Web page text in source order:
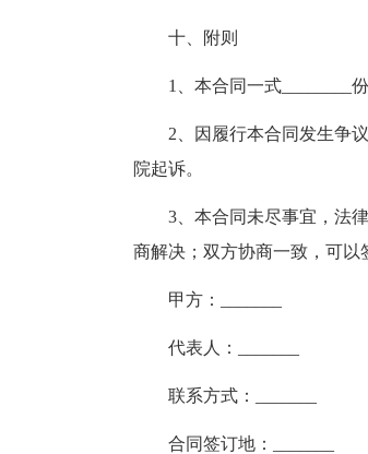
十、附则
1、本合同一式________
2、因履行本合同发生争
院起诉。
3、本合同未尽事宜，法
商解决；双方协商一致，可以
甲方：_______
代表人：_______
联系方式：_______
合同签订地：_______